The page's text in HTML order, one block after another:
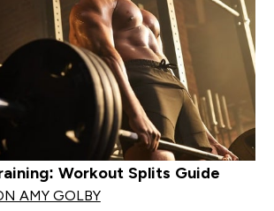
Workout Splits Guide
AMY GOLBY